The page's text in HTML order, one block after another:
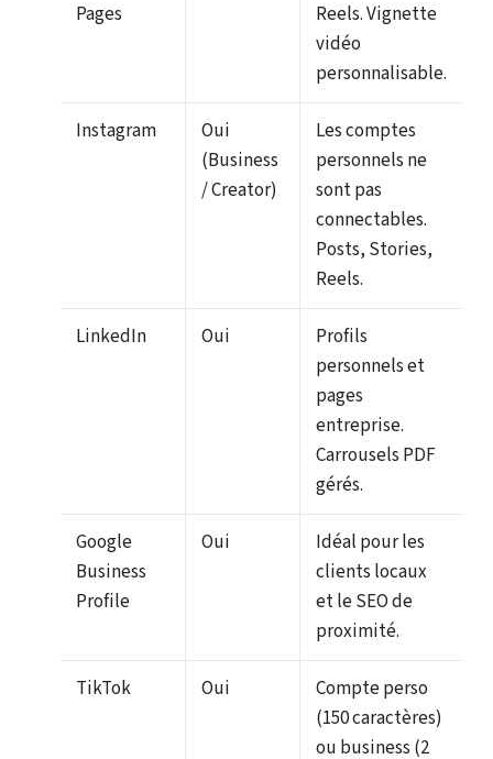
Pages
Reels. Vignette
vidéo
personnalisable.
Instagram
Oui
(Business
/ Creator)
Les comptes
personnels ne
sont pas
connectables.
Posts, Stories,
Reels.
LinkedIn Oui
Profils
personnels et
pages
entreprise.
Carrousels PDF
gérés.
Google
Business
Profile
Oui
Idéal pour les
clients locaux
et le SEO de
proximité.
TikTok Oui
Compte perso
(150 caractères)
ou business (2